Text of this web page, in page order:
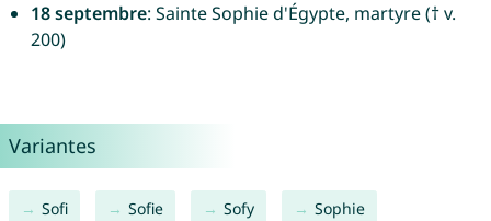
18 septembre: Sainte Sophie d'Égypte, martyre († v.
200)
Variantes
Sofi Sofie Sofy Sophie